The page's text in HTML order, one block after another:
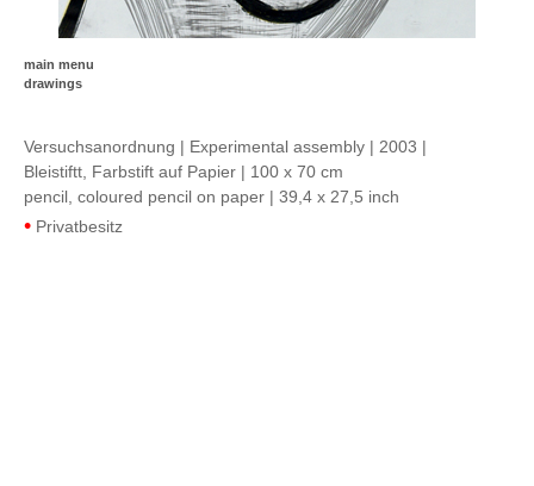
main menu
drawings
Versuchsanordnung | Experimental assembly | 2003 |
Bleistiftt, Farbstift auf Papier | 100 x 70 cm
pencil, coloured pencil on paper | 39,4 x 27,5 inch
• Privatbesitz